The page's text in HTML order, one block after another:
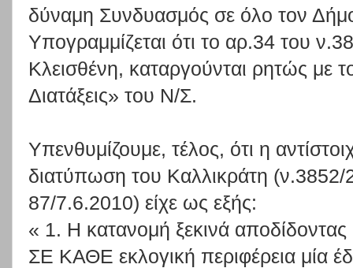
δύναμη Συνδυασμός σε όλο τον
Υπογραμμίζεται ότι το αρ.34 του
Κλεισθένη, καταργούνται ρητώς με
Διατάξεις» του Ν/Σ.
Υπενθυμίζουμε, τέλος, ότι η
διατύπωση του Καλλικράτη
87/7.6.2010) είχε ως εξής:
« 1. Η κατανομή ξεκινά
ΣΕ ΚΑΘΕ εκλογική περιφέρεια μία